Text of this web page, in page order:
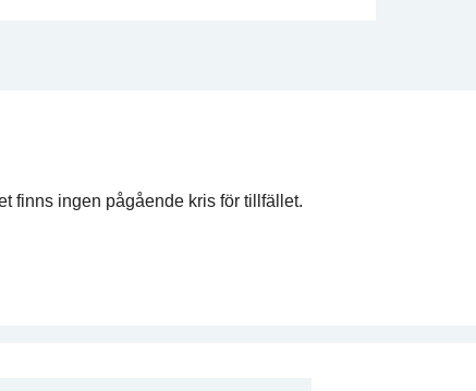
finns ingen pågående kris för tillfället.